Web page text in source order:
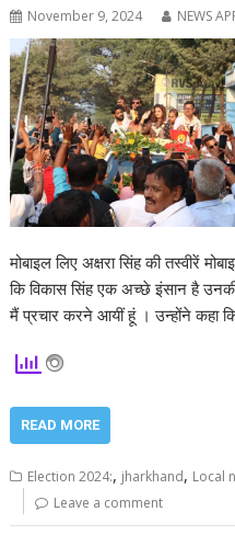
November 9, 2024 NEWS
मोबाइल लिए अक्षरा सिंह की तस्वीरें
कि विकास सिंह एक अच्छे इंसान है
मैं प्रचार करने आयीं हूं । उन्होंने कहा
READ MORE
Election 2024:, jharkhand, Local
Leave a comment